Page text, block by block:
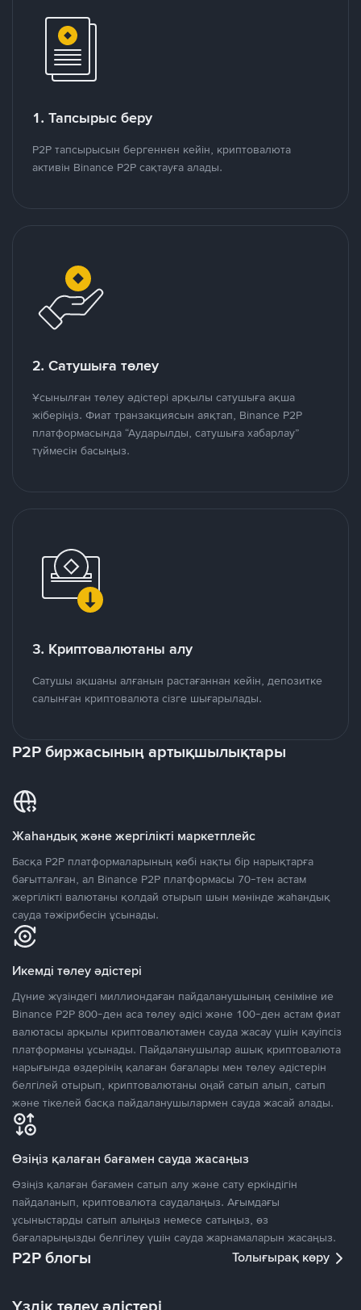
1. Тапсырыс беру
P2P тапсырысын бергеннен кейін, криптовалюта
активін Binance P2P сақтауға алады.
2. Сатушыға төлеу
Ұсынылған төлеу әдістері арқылы сатушыға ақша
жіберіңіз. Фиат транзакциясын аяқтап, Binance P2P
платформасында “Аударылды, сатушыға хабарлау”
түймесін басыңыз.
3. Криптовалютаны алу
Сатушы ақшаны алғанын растағаннан кейін, депозитке
салынған криптовалюта сізге шығарылады.
P2P биржасының артықшылықтары
Жаһандық және жергілікті маркетплейс
Басқа P2P платформаларының көбі нақты бір нарықтарға
бағытталған, ал Binance P2P платформасы 70-тен астам
жергілікті валютаны қолдай отырып шын мәнінде жаһандық
сауда тәжірибесін ұсынады.
Икемді төлеу әдістері
Дүние жүзіндегі миллиондаған пайдаланушының сеніміне ие
Binance P2P 800-ден аса төлеу әдісі және 100-ден астам фиат
валютасы арқылы криптовалютамен сауда жасау үшін қауіпсіз
платформаны ұсынады. Пайдаланушылар ашық криптовалюта
нарығында өздерінің қалаған бағалары мен төлеу әдістерін
белгілей отырып, криптовалютаны оңай сатып алып, сатып
және тікелей басқа пайдаланушылармен сауда жасай алады.
Өзіңіз қалаған бағамен сауда жасаңыз
Өзіңіз қалаған бағамен сатып алу және сату еркіндігін
пайдаланып, криптовалюта саудалаңыз. Ағымдағы
ұсыныстарды сатып алыңыз немесе сатыңыз, өз
бағаларыңызды белгілеу үшін сауда жарнамаларын жасаңыз.
P2P блогы Толығырақ көру